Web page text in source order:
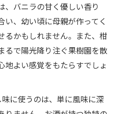
、バニラの甘く優しい香り
、幼い頃に母親が作ってく
るかもしれません。また、柑
るで陽光降り注ぐ果樹園を散
地よい感覚をもたらすでしょ
に使うのは、単に風味に深